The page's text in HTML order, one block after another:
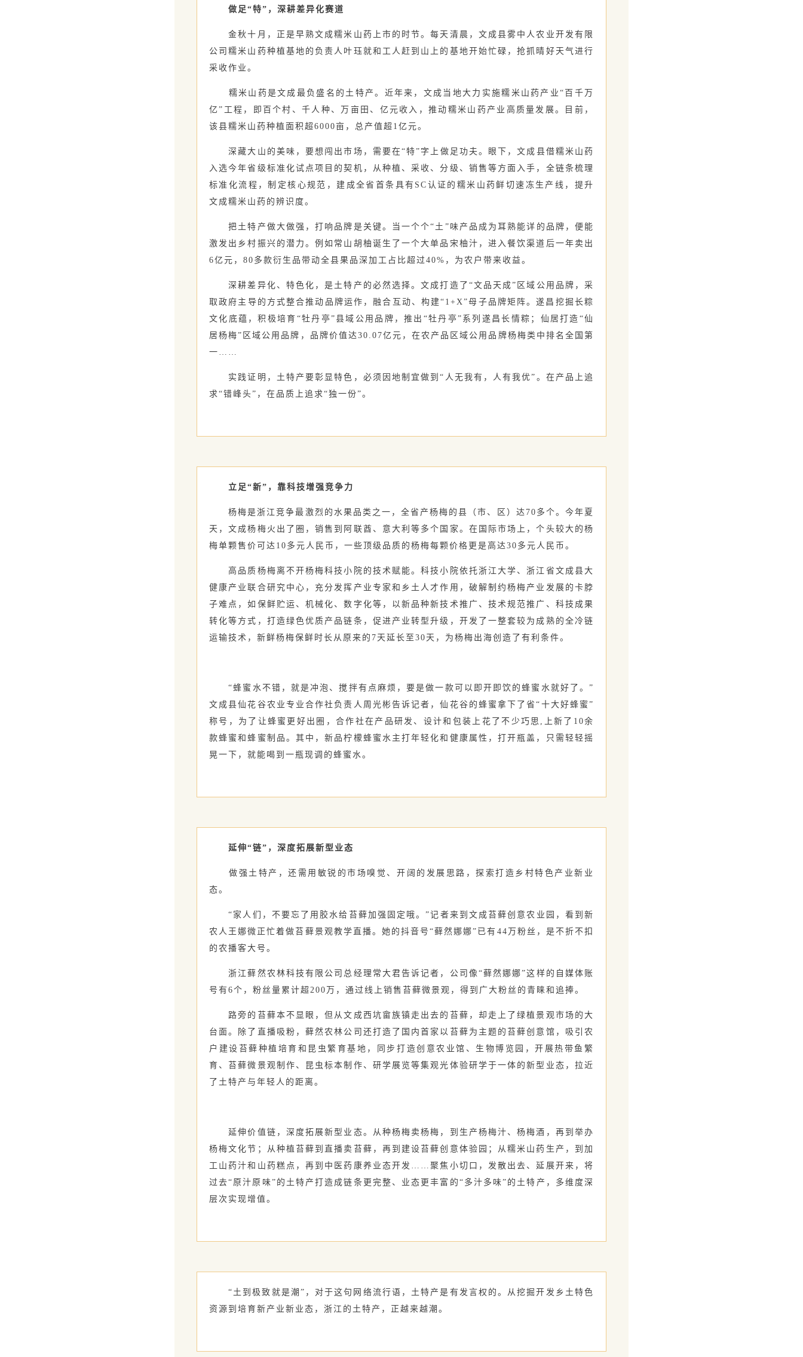
做足“特”，深耕差异化赛道
金秋十月，正是早熟文成糯米山药上市的时节。每天清晨，文成县雾中人农业开发有限
公司糯米山药种植基地的负责人叶珏就和工人赶到山上的基地开始忙碌，抢抓晴好天气进行
采收作业。
糯米山药是文成最负盛名的土特产。近年来，文成当地大力实施糯米山药产业“百千万
亿”工程，即百个村、千人种、万亩田、亿元收入，推动糯米山药产业高质量发展。目前，
该县糯米山药种植面积超6000亩，总产值超1亿元。
深藏大山的美味，要想闯出市场，需要在“特”字上做足功夫。眼下，文成县借糯米山药
入选今年省级标准化试点项目的契机，从种植、采收、分级、销售等方面入手，全链条梳理
标准化流程，制定核心规范，建成全省首条具有SC认证的糯米山药鲜切速冻生产线，提升
文成糯米山药的辨识度。
把土特产做大做强，打响品牌是关键。当一个个“土”味产品成为耳熟能详的品牌，便能
激发出乡村振兴的潜力。例如常山胡柚诞生了一个大单品宋柚汁，进入餐饮渠道后一年卖出
6亿元，80多款衍生品带动全县果品深加工占比超过40%，为农户带来收益。
深耕差异化、特色化，是土特产的必然选择。文成打造了“文品天成”区域公用品牌，采
取政府主导的方式整合推动品牌运作，融合互动、构建“1+X”母子品牌矩阵。遂昌挖掘长粽
文化底蕴，积极培育“牡丹亭”县域公用品牌，推出“牡丹亭”系列遂昌长情粽；仙居打造“仙
居杨梅”区域公用品牌，品牌价值达30.07亿元，在农产品区域公用品牌杨梅类中排名全国第
一……
实践证明，土特产要彰显特色，必须因地制宜做到“人无我有，人有我优”。在产品上追
求“错峰头”，在品质上追求“独一份”。
立足“新”，靠科技增强竞争力
杨梅是浙江竞争最激烈的水果品类之一，全省产杨梅的县（市、区）达70多个。今年夏
天，文成杨梅火出了圈，销售到阿联酋、意大利等多个国家。在国际市场上，个头较大的杨
梅单颗售价可达10多元人民币，一些顶级品质的杨梅每颗价格更是高达30多元人民币。
高品质杨梅离不开杨梅科技小院的技术赋能。科技小院依托浙江大学、浙江省文成县大
健康产业联合研究中心，充分发挥产业专家和乡土人才作用，破解制约杨梅产业发展的卡脖
子难点，如保鲜贮运、机械化、数字化等，以新品种新技术推广、技术规范推广、科技成果
转化等方式，打造绿色优质产品链条，促进产业转型升级，开发了一整套较为成熟的全冷链
运输技术，新鲜杨梅保鲜时长从原来的7天延长至30天，为杨梅出海创造了有利条件。
“蜂蜜水不错，就是冲泡、搅拌有点麻烦，要是做一款可以即开即饮的蜂蜜水就好了。”
文成县仙花谷农业专业合作社负责人周光彬告诉记者，仙花谷的蜂蜜拿下了省“十大好蜂蜜”
称号，为了让蜂蜜更好出圈，合作社在产品研发、设计和包装上花了不少巧思,上新了10余
款蜂蜜和蜂蜜制品。其中，新品柠檬蜂蜜水主打年轻化和健康属性，打开瓶盖，只需轻轻摇
晃一下，就能喝到一瓶现调的蜂蜜水。
延伸“链”，深度拓展新型业态
做强土特产，还需用敏锐的市场嗅觉、开阔的发展思路，探索打造乡村特色产业新业
态。
“家人们，不要忘了用胶水给苔藓加强固定哦。”记者来到文成苔藓创意农业园，看到新
农人王娜微正忙着做苔藓景观教学直播。她的抖音号“藓然娜娜”已有44万粉丝，是不折不扣
的农播客大号。
浙江藓然农林科技有限公司总经理常大君告诉记者，公司像“藓然娜娜”这样的自媒体账
号有6个，粉丝量累计超200万，通过线上销售苔藓微景观，得到广大粉丝的青睐和追捧。
路旁的苔藓本不显眼，但从文成西坑畲族镇走出去的苔藓，却走上了绿植景观市场的大
台面。除了直播吸粉，藓然农林公司还打造了国内首家以苔藓为主题的苔藓创意馆，吸引农
户建设苔藓种植培育和昆虫繁育基地，同步打造创意农业馆、生物博览园，开展热带鱼繁
育、苔藓微景观制作、昆虫标本制作、研学展览等集观光体验研学于一体的新型业态，拉近
了土特产与年轻人的距离。
延伸价值链，深度拓展新型业态。从种杨梅卖杨梅，到生产杨梅汁、杨梅酒，再到举办
杨梅文化节；从种植苔藓到直播卖苔藓，再到建设苔藓创意体验园；从糯米山药生产，到加
工山药汁和山药糕点，再到中医药康养业态开发……聚焦小切口，发散出去、延展开来，将
过去“原汁原味”的土特产打造成链条更完整、业态更丰富的“多汁多味”的土特产，多维度深
层次实现增值。
“土到极致就是潮”，对于这句网络流行语，土特产是有发言权的。从挖掘开发乡土特色
资源到培育新产业新业态，浙江的土特产，正越来越潮。